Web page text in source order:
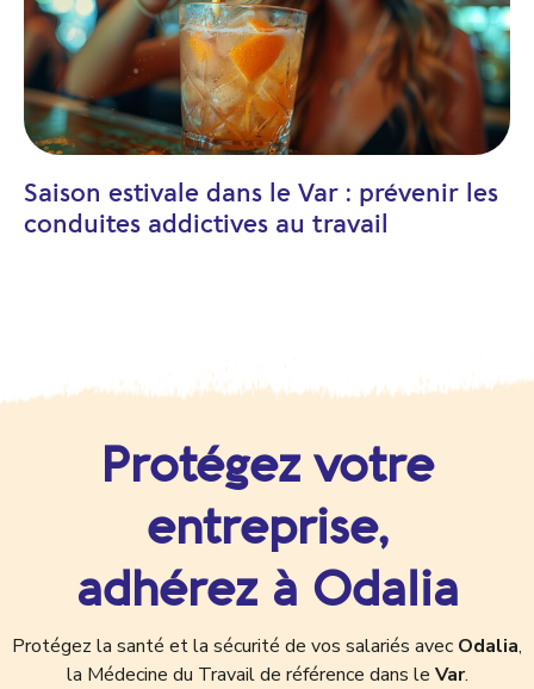
Saison estivale dans le Var : prévenir les
conduites addictives au travail
Protégez votre
entreprise,
adhérez à Odalia
Protégez la santé et la sécurité de vos salariés avec Odalia,
la Médecine du Travail de référence dans le Var.